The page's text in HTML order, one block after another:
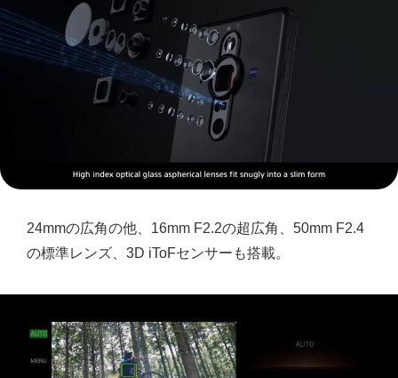
24mmの広角の他、16mm F2.2の超広角、50mm F2.4
の標準レンズ、3D iToFセンサーも搭載。